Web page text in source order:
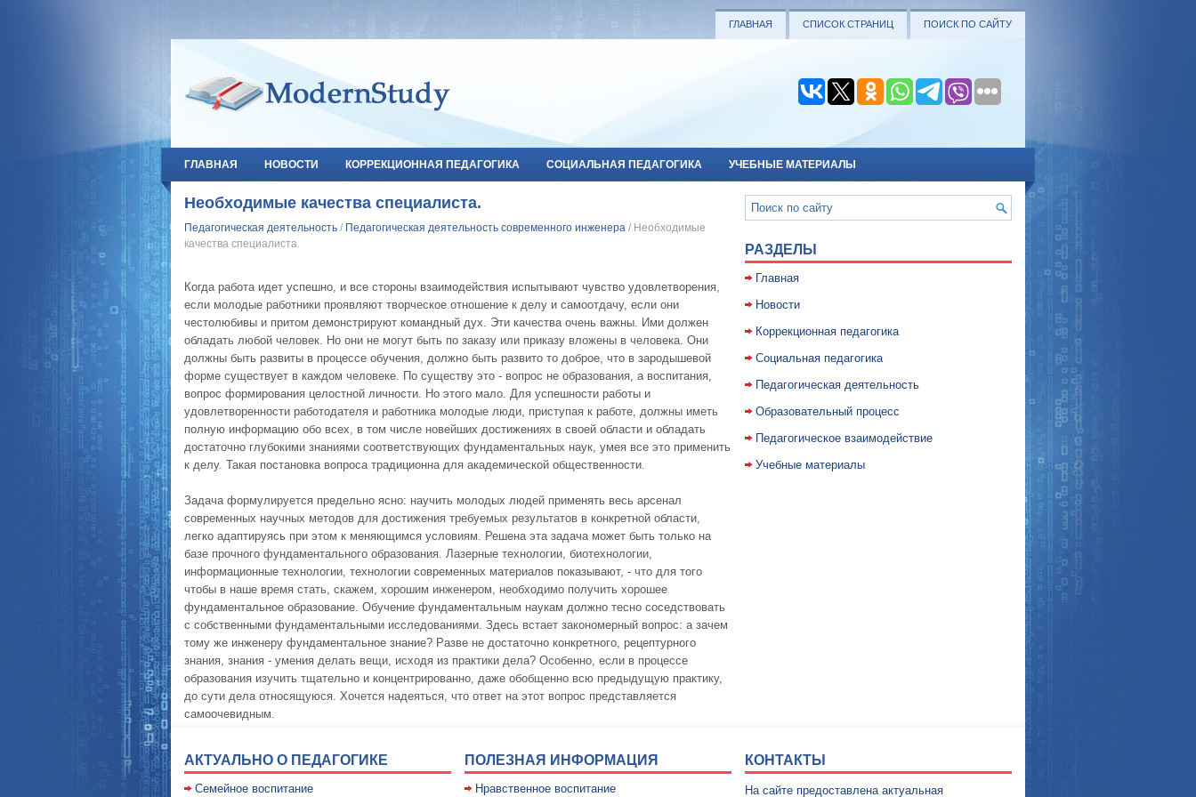
ГЛАВНАЯ СПИСОК СТРАНИЦ ПОИСК ПО САЙТУ
ГЛАВНАЯ НОВОСТИ КОРРЕКЦИОННАЯ ПЕДАГОГИКА СОЦИАЛЬНАЯ ПЕДАГОГИКА УЧЕБНЫЕ МАТЕРИАЛЫ
Необходимые качества специалиста.
Педагогическая деятельность / Педагогическая деятельность современного инженера / Необходимые
качества специалиста.
Когда работа идет успешно, и все стороны взаимодействия испытывают чувство удовлетворения,
если молодые работники проявляют творческое отношение к делу и самоотдачу, если они
честолюбивы и притом демонстрируют командный дух. Эти качества очень важны. Ими должен
обладать любой человек. Но они не могут быть по заказу или приказу вложены в человека. Они
должны быть развиты в процессе обучения, должно быть развито то доброе, что в зародышевой
форме существует в каждом человеке. По существу это - вопрос не образования, а воспитания,
вопрос формирования целостной личности. Но этого мало. Для успешности работы и
удовлетворенности работодателя и работника молодые люди, приступая к работе, должны иметь
полную информацию обо всех, в том числе новейших достижениях в своей области и обладать
достаточно глубокими знаниями соответствующих фундаментальных наук, умея все это применить
к делу. Такая постановка вопроса традиционна для академической общественности.
Задача формулируется предельно ясно: научить молодых людей применять весь арсенал
современных научных методов для достижения требуемых результатов в конкретной области,
легко адаптируясь при этом к меняющимся условиям. Решена эта задача может быть только на
базе прочного фундаментального образования. Лазерные технологии, биотехнологии,
информационные технологии, технологии современных материалов показывают, - что для того
чтобы в наше время стать, скажем, хорошим инженером, необходимо получить хорошее
фундаментальное образование. Обучение фундаментальным наукам должно тесно соседствовать
с собственными фундаментальными исследованиями. Здесь встает закономерный вопрос: а зачем
тому же инженеру фундаментальное знание? Разве не достаточно конкретного, рецептурного
знания, знания - умения делать вещи, исходя из практики дела? Особенно, если в процессе
образования изучить тщательно и концентрированно, даже обобщенно всю предыдущую практику,
до сути дела относящуюся. Хочется надеяться, что ответ на этот вопрос представляется
самоочевидным.
РАЗДЕЛЫ
Главная
Новости
Коррекционная педагогика
Социальная педагогика
Педагогическая деятельность
Образовательный процесс
Педагогическое взаимодействие
Учебные материалы
АКТУАЛЬНО О ПЕДАГОГИКЕ
Семейное воспитание
ПОЛЕЗНАЯ ИНФОРМАЦИЯ
Нравственное воспитание
КОНТАКТЫ
На сайте предоставлена актуальная